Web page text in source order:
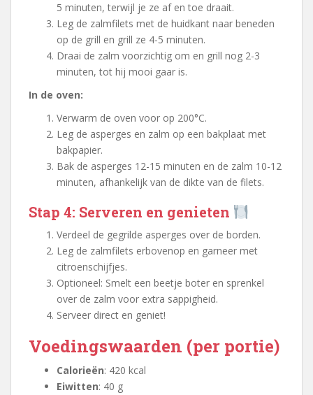
5 minuten, terwijl je ze af en toe draait.
Leg de zalmfilets met de huidkant naar beneden
op de grill en grill ze 4-5 minuten.
Draai de zalm voorzichtig om en grill nog 2-3
minuten, tot hij mooi gaar is.
In de oven:
Verwarm de oven voor op 200°C.
Leg de asperges en zalm op een bakplaat met
bakpapier.
Bak de asperges 12-15 minuten en de zalm 10-12
minuten, afhankelijk van de dikte van de filets.
Stap 4: Serveren en genieten
Verdeel de gegrilde asperges over de borden.
Leg de zalmfilets erbovenop en garneer met
citroenschijfjes.
Optioneel: Smelt een beetje boter en sprenkel
over de zalm voor extra sappigheid.
Serveer direct en geniet!
Voedingswaarden (per portie)
Calorieën: 420 kcal
Eiwitten: 40 g